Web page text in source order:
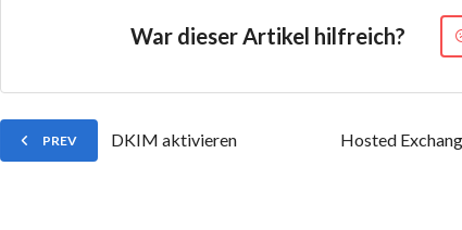
War dieser Artikel hilfreich?
PREV DKIM aktivieren Hosted